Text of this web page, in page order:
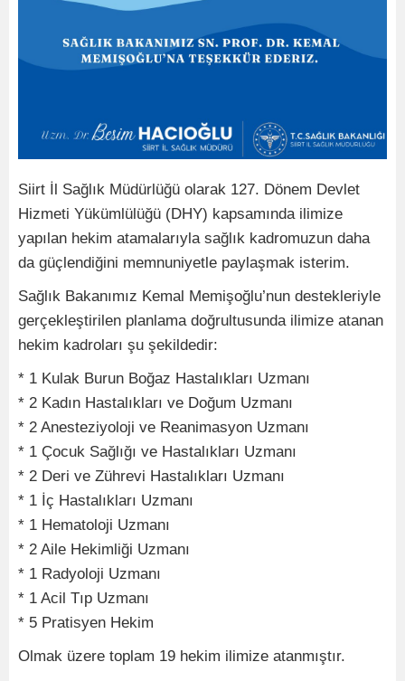
Siirt İl Sağlık Müdürlüğü olarak 127. Dönem Devlet
Hizmeti Yükümlülüğü (DHY) kapsamında ilimize
yapılan hekim atamalarıyla sağlık kadromuzun daha
da güçlendiğini memnuniyetle paylaşmak isterim.
Sağlık Bakanımız Kemal Memişoğlu’nun destekleriyle
gerçekleştirilen planlama doğrultusunda ilimize atanan
hekim kadroları şu şekildedir:
* 1 Kulak Burun Boğaz Hastalıkları Uzmanı
* 2 Kadın Hastalıkları ve Doğum Uzmanı
* 2 Anesteziyoloji ve Reanimasyon Uzmanı
* 1 Çocuk Sağlığı ve Hastalıkları Uzmanı
* 2 Deri ve Zührevi Hastalıkları Uzmanı
* 1 İç Hastalıkları Uzmanı
* 1 Hematoloji Uzmanı
* 2 Aile Hekimliği Uzmanı
* 1 Radyoloji Uzmanı
* 1 Acil Tıp Uzmanı
* 5 Pratisyen Hekim
Olmak üzere toplam 19 hekim ilimize atanmıştır.